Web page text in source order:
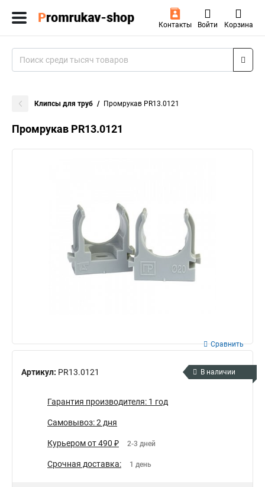
Контакты Войти Корзина
Клипсы для труб Промрукав PR13.0121
Промрукав PR13.0121
Артикул: PR13.0121
Сравнить
В наличии
Гарантия производителя: 1 год
Самовывоз: 2 дня
Курьером от 490 ₽ 2-3 дней
Срочная доставка: 1 день